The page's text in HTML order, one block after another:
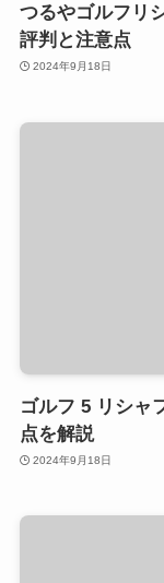
つるやゴルフリ
評判と注意点
2024年9月18日
ゴルフ 5 リシャ
点を解説
2024年9月18日